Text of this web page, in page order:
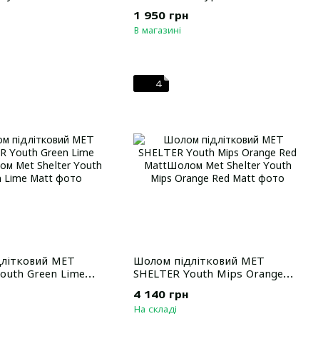
1 950 грн
В магазині
MET
Green Lime
4
Шолом підлітковий MET
SHELTER Youth Mips Orange
4 140 грн
На складі